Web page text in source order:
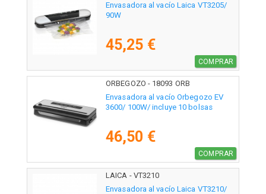
Envasadora al vacío Laica VT3205/
90W
45,25 €
COMPRAR
ORBEGOZO - 18093 ORB
Envasadora al vacío Orbegozo EV
3600/ 100W/ incluye 10 bolsas
46,50 €
COMPRAR
LAICA - VT3210
Envasadora al vacío Laica VT3210/